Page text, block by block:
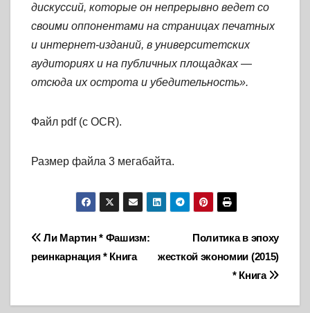
дискуссий, которые он непрерывно ведет со
своими оппонентами на страницах печатных
и интернет-изданий, в университетских
аудиториях и на публичных площадках —
отсюда их острота и убедительность».
Файл pdf (с OCR).
Размер файла 3 мегабайта.
Навигация
по
записям
Политика в эпоху
жесткой экономии (2015)
* Книга
Ли Мартин * Фашизм:
реинкарнация * Книга